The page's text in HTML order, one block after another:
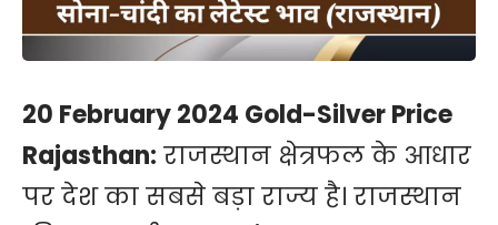
20 February 2024 Gold-Silver Price
Rajasthan: राजस्थान क्षेत्रफल के आधार
पर देश का सबसे बड़ा राज्य है। राजस्थान